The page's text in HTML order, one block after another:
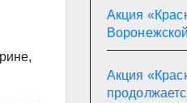
Акция
Акция